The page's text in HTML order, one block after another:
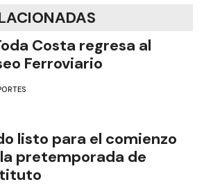
Costa regresa al
Ferroviario
listo para el comienzo
pretemporada de